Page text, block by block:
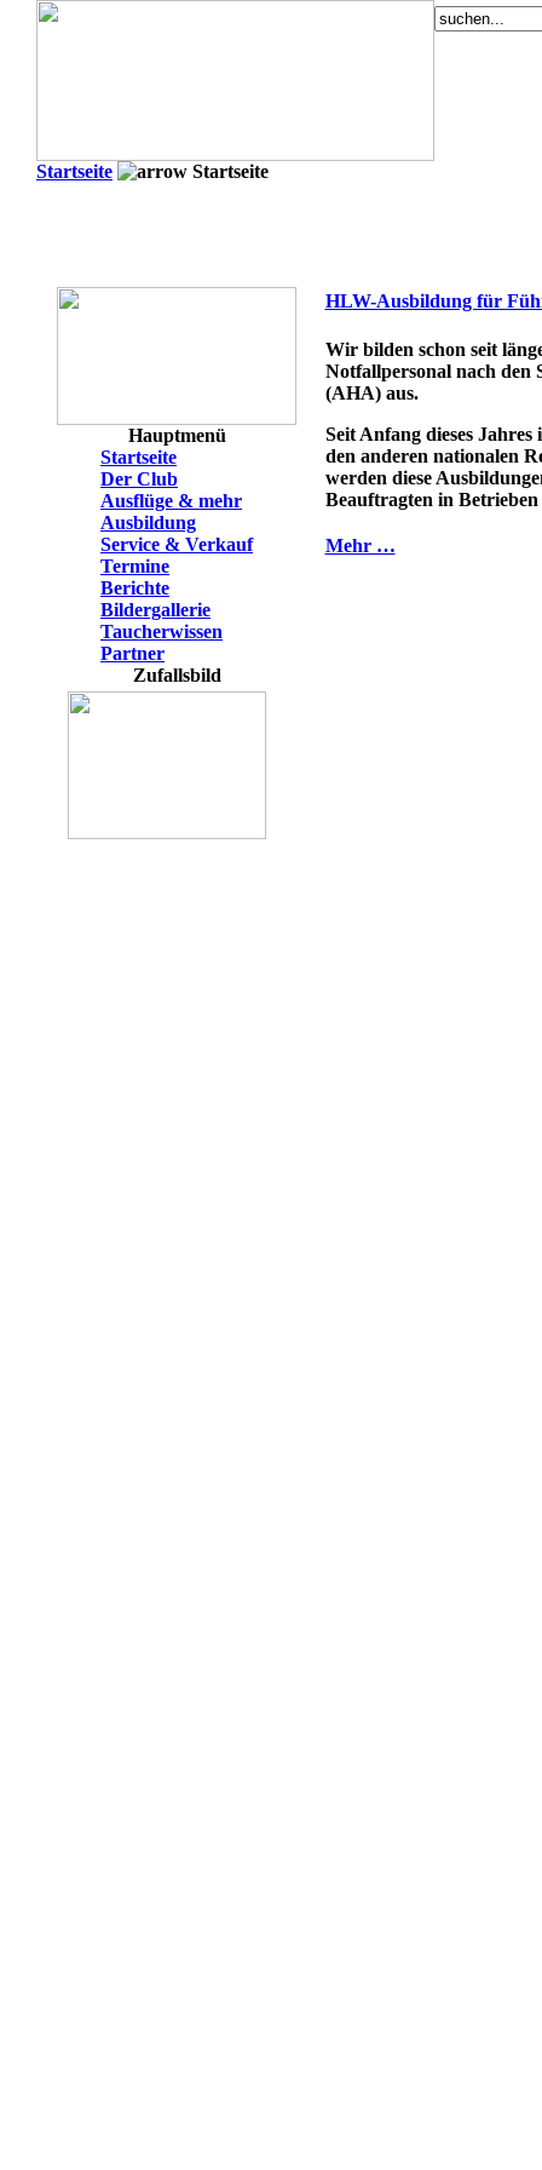
Startseite Startseite
Hauptmenü
Startseite
Der Club
Ausflüge & mehr
Ausbildung
Service & Verkauf
Termine
Berichte
Bildergallerie
Taucherwissen
Partner
Zufallsbild
HLW-Ausbildung für
Wir bilden schon seit
Notfallpersonal nach den
(AHA) aus.
Seit Anfang dieses
den anderen nationalen
werden diese
Beauftragten in
Mehr …